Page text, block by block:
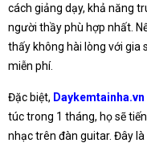
cách giảng dạy, khả năng
người thầy phù hợp nhất.
thấy không hài lòng với gia
miễn phí.
Đặc biệt, Daykemtainha.vn
túc trong 1 tháng, họ sẽ
nhạc trên đàn guitar. Đây